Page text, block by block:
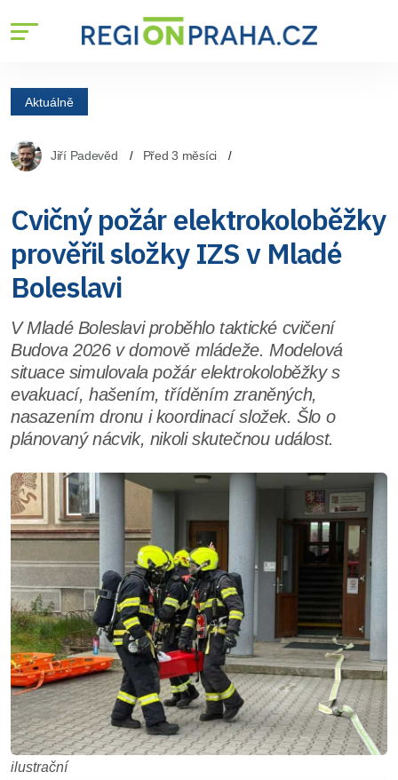
Aktuálně
Jiří Padevěd Před 3 měsíci
Cvičný požár elektrokoloběžky
prověřil složky IZS v Mladé
Boleslavi
V Mladé Boleslavi proběhlo taktické cvičení
Budova 2026 v domově mládeže. Modelová
situace simulovala požár elektrokoloběžky s
evakuací, hašením, tříděním zraněných,
nasazením dronu i koordinací složek. Šlo o
plánovaný nácvik, nikoli skutečnou událost.
ilustrační